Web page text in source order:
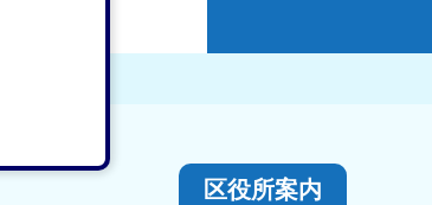
区役所案内